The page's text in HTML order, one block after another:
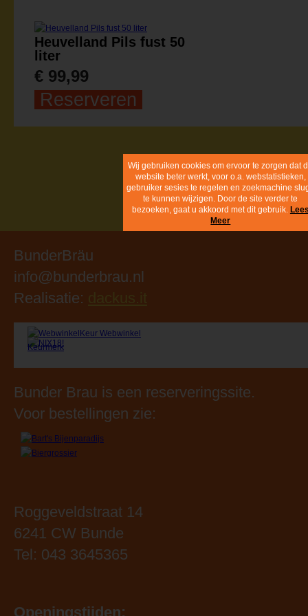
Heuvelland Pils fust 50
liter
€ 99,99
Reserveren
Wij gebruiken cookies om ervoor te
zorgen dat de website beter werkt,
o.a. webstatistieken, gebruiker sesies
regelen en zoekmachine slugs te
wijzigen. Door de site verder te
bezoeken, gaat u akkoord met dit
gebruik.Lees Meer
BunderBräu
info@bunderbrau.nl
Realisatie:
Bunder Brau is een reserveringssite.
Voor bestellingen zie:
Roggeveldstraat 14
6241 CW Bunde
Tel: 043 3645365